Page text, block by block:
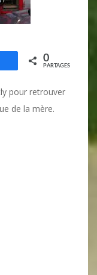
Partagez 0
PARTAGES
pour retrouver
de la mère.